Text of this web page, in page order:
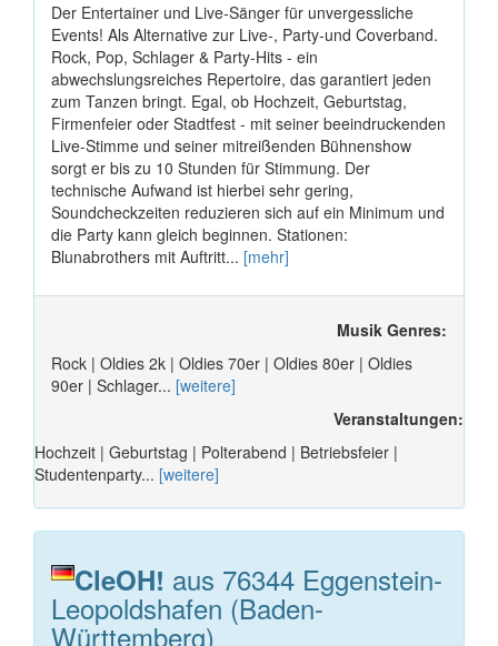
Der Entertainer und Live-Sänger für unvergessliche
Events! Als Alternative zur Live-, Party-und Coverband.
Rock, Pop, Schlager & Party-Hits - ein
abwechslungsreiches Repertoire, das garantiert jeden
zum Tanzen bringt. Egal, ob Hochzeit, Geburtstag,
Firmenfeier oder Stadtfest - mit seiner beeindruckenden
Live-Stimme und seiner mitreißenden Bühnenshow
sorgt er bis zu 10 Stunden für Stimmung. Der
technische Aufwand ist hierbei sehr gering,
Soundcheckzeiten reduzieren sich auf ein Minimum und
die Party kann gleich beginnen. Stationen:
Blunabrothers mit Auftritt... [mehr]
Musik Genres:
Rock | Oldies 2k | Oldies 70er | Oldies 80er | Oldies
90er | Schlager... [weitere]
Veranstaltungen:
Hochzeit | Geburtstag | Polterabend | Betriebsfeier |
Studentenparty... [weitere]
CleOH! aus 76344 Eggenstein-
Leopoldshafen (Baden-
Württemberg)